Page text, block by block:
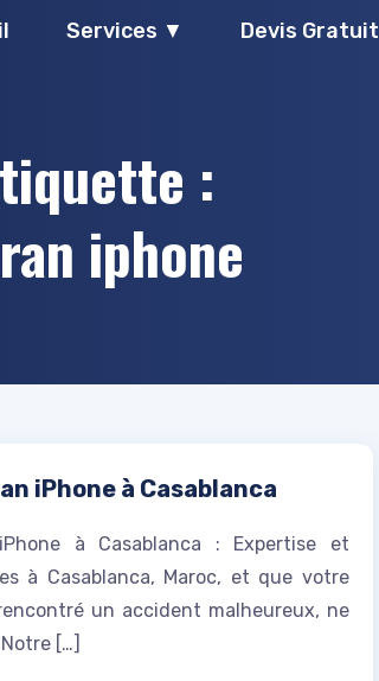
Services ▼ Devis Gratuit
:
iphone
iPhone à Casablanca
à Casablanca : Expertise et
à Casablanca, Maroc, et que votre
un accident malheureux, ne
[…]